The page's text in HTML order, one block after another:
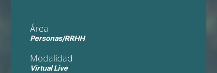
Área
Personas/RRHH
Modalidad
Virtual Live